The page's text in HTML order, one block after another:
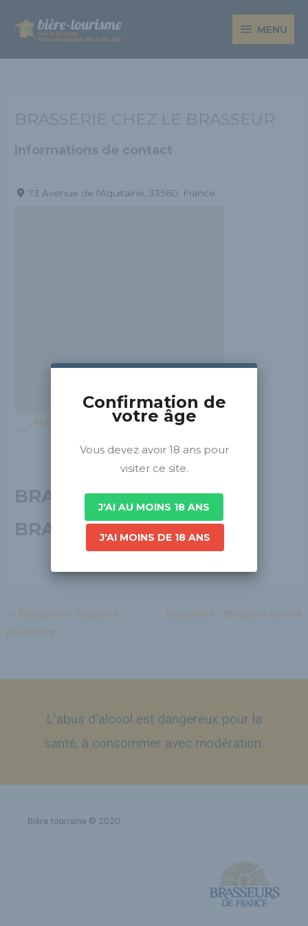
contenu
MENU
MENU
BRASSERIE CHEZ LE BRASSEUR
Informations de contact
73 Avenue de l'Aquitaine, 33560, France
Nouvelle-Aquitaine
BRASSERIE CHEZ LE
BRASSEUR
← Brasseries - Brasserie
précédent
Brasseries - Brasserie suivant
→
L’abus d’alcool est dangereux pour la
santé, à consommer avec modération.
Bière tourisme © 2020
Confirmation de
votre âge
Vous devez avoir 18 ans pour
visiter ce site.
J'AI AU MOINS 18 ANS
J'AI MOINS DE 18 ANS